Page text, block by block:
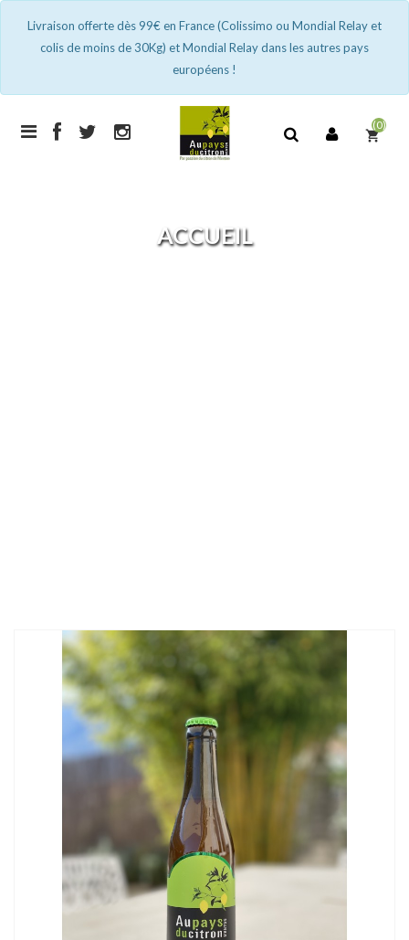
Livraison offerte dès 99€ en France (Colissimo ou Mondial Relay et
colis de moins de 30Kg) et Mondial Relay dans les autres pays
européens !
shopping_cart
(0)
ACCUEIL